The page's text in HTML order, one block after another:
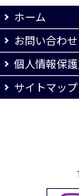
ホーム
お問い合わせ
個人情報保
サイトマップ